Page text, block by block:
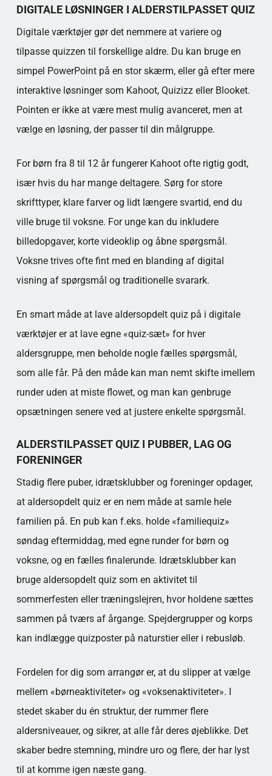
DIGITALE LØSNINGER I ALDERSTILPASSET QUIZ
Digitale værktøjer gør det nemmere at variere og
tilpasse quizzen til forskellige aldre. Du kan bruge en
simpel PowerPoint på en stor skærm, eller gå efter mere
interaktive løsninger som Kahoot, Quizizz eller Blooket.
Pointen er ikke at være mest mulig avanceret, men at
vælge en løsning, der passer til din målgruppe.
For børn fra 8 til 12 år fungerer Kahoot ofte rigtig godt,
især hvis du har mange deltagere. Sørg for store
skrifttyper, klare farver og lidt længere svartid, end du
ville bruge til voksne. For unge kan du inkludere
billedopgaver, korte videoklip og åbne spørgsmål.
Voksne trives ofte fint med en blanding af digital
visning af spørgsmål og traditionelle svarark.
En smart måde at lave aldersopdelt quiz på i digitale
værktøjer er at lave egne «quiz-sæt» for hver
aldersgruppe, men beholde nogle fælles spørgsmål,
som alle får. På den måde kan man nemt skifte imellem
runder uden at miste flowet, og man kan genbruge
opsætningen senere ved at justere enkelte spørgsmål.
ALDERSTILPASSET QUIZ I PUBBER, LAG OG
FORENINGER
Stadig flere puber, idrætsklubber og foreninger opdager,
at aldersopdelt quiz er en nem måde at samle hele
familien på. En pub kan f.eks. holde «familiequiz»
søndag eftermiddag, med egne runder for børn og
voksne, og en fælles finalerunde. Idrætsklubber kan
bruge aldersopdelt quiz som en aktivitet til
sommerfesten eller træningslejren, hvor holdene sættes
sammen på tværs af årgange. Spejdergrupper og korps
kan indlægge quizposter på naturstier eller i rebusløb.
Fordelen for dig som arrangør er, at du slipper at vælge
mellem «børneaktiviteter» og «voksenaktiviteter». I
stedet skaber du én struktur, der rummer flere
aldersniveauer, og sikrer, at alle får deres øjeblikke. Det
skaber bedre stemning, mindre uro og flere, der har lyst
til at komme igen næste gang.